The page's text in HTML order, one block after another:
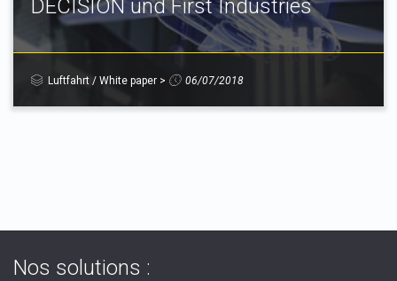
DECISION und First Industries
Luftfahrt / White paper > 06/07/2018
Nos solutions :